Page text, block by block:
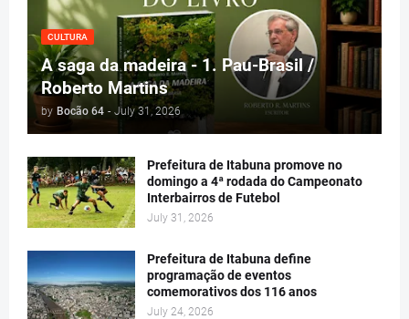
CULTURA
A saga da madeira - 1. Pau-Brasil /
Roberto Martins
by Bocão 64 - July 31, 2026
Prefeitura de Itabuna promove no
domingo a 4ª rodada do Campeonato
Interbairros de Futebol
July 31, 2026
Prefeitura de Itabuna define
programação de eventos
comemorativos dos 116 anos
July 24, 2026